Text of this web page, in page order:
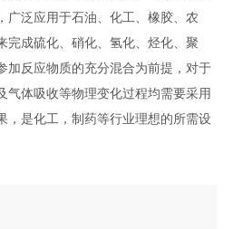
广泛应用于石油、化工、橡胶、农
完成硫化、硝化、氢化、烃化、聚
加反应物质的充分混合为前提，对于
气体吸收等物理变化过程均需要采用
，是化工，制药等行业理想的所需设